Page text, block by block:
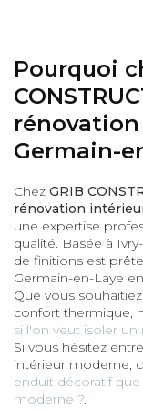
Pourquoi
Germain-
Chez GRIB
rénovation
une expertise
qualité. Basée à
de finitions est
Germain-en-Laye
Que vous
confort thermique,
si l'on veut isoler
Si vous hésitez
intérieur moderne,
enduit décoratif
moderne ?.